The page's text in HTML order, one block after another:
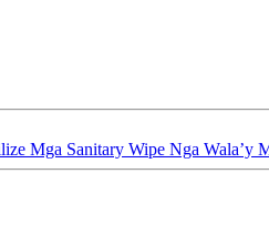
Mga Sanitary Wipe Nga